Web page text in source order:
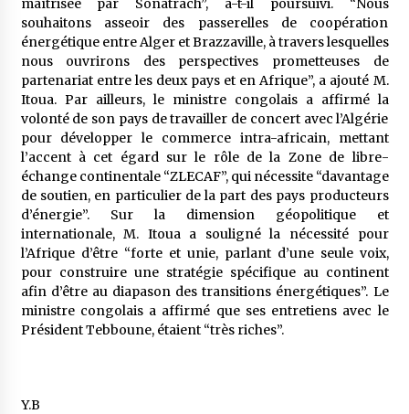
maîtrisée par Sonatrach”, a-t-il poursuivi. “Nous
souhaitons asseoir des passerelles de coopération
énergétique entre Alger et Brazzaville, à travers lesquelles
nous ouvrirons des perspectives prometteuses de
partenariat entre les deux pays et en Afrique”, a ajouté M.
Itoua. Par ailleurs, le ministre congolais a affirmé la
volonté de son pays de travailler de concert avec l’Algérie
pour développer le commerce intra-africain, mettant
l’accent à cet égard sur le rôle de la Zone de libre-
échange continentale “ZLECAF”, qui nécessite “davantage
de soutien, en particulier de la part des pays producteurs
d’énergie”. Sur la dimension géopolitique et
internationale, M. Itoua a souligné la nécessité pour
l’Afrique d’être “forte et unie, parlant d’une seule voix,
pour construire une stratégie spécifique au continent
afin d’être au diapason des transitions énergétiques”. Le
ministre congolais a affirmé que ses entretiens avec le
Président Tebboune, étaient “très riches”.
Y.B